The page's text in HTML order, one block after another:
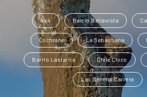
4x4 Barrio Bellavista
Cochrane La Sebastiana
Barrio Lastarria Chile Chico
Lac General Carrera